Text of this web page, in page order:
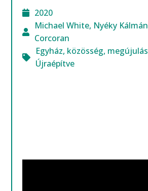
2020
Michael White, Nyéky Kálmán
Corcoran
Egyház, közösség, megújulás
Újraépítve